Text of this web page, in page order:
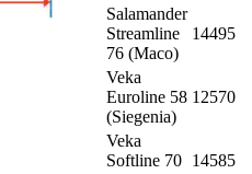
Salamander
Streamline
76 (Maco)
14495
Veka
Euroline 58
(Siegenia)
12570
Veka
Softline 70 14585